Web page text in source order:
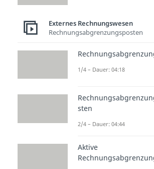
Bilanzverkürzung
Jetzt hast du
unter der
Verkürzung der
Merk dir einfach,
Verlängerung
Aktiv- und eines
und somit die
insgesamt steigt,
Externes Rechnungswesen
Rechnungsabgrenzungsposten
1/4 – Dauer: 04:18
sten
2/4 – Dauer: 04:44
Aktive